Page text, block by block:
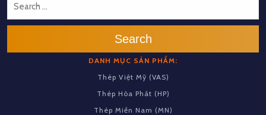
Search
DANH MỤC SẢN PHẨM:
Thép Việt Mỹ (VAS)
Thép Hòa Phát (HP)
Thép Miền Nam (MN)